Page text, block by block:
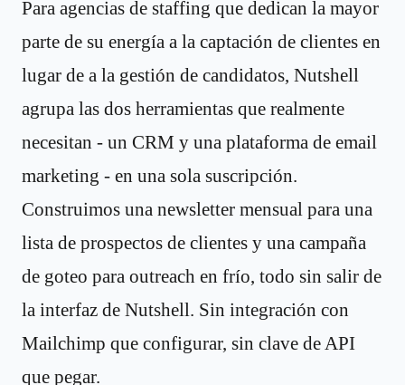
Para agencias de staffing que dedican la mayor
parte de su energía a la captación de clientes en
lugar de a la gestión de candidatos, Nutshell
agrupa las dos herramientas que realmente
necesitan - un CRM y una plataforma de email
marketing - en una sola suscripción.
Construimos una newsletter mensual para una
lista de prospectos de clientes y una campaña
de goteo para outreach en frío, todo sin salir de
la interfaz de Nutshell. Sin integración con
Mailchimp que configurar, sin clave de API
que pegar.